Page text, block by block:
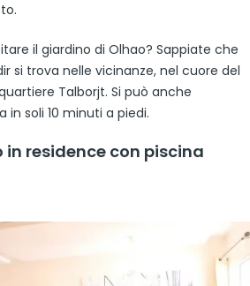
il giardino di Olhao? Sappiate che
si trova nelle vicinanze, nel cuore del
Talborjt. Si può anche
in soli 10 minuti a piedi.
residence con piscina